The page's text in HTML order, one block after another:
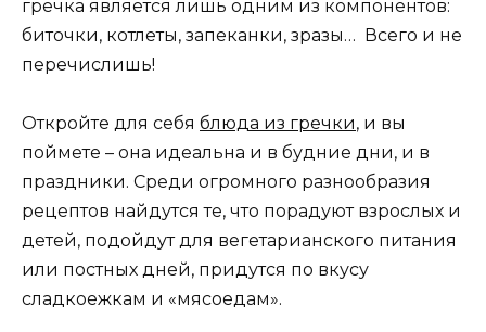
гречка является лишь одним из компонентов:
биточки, котлеты, запеканки, зразы… Всего и не
перечислишь!
Откройте для себя блюда из гречки, и вы
поймете – она идеальна и в будние дни, и в
праздники. Среди огромного разнообразия
рецептов найдутся те, что порадуют взрослых и
детей, подойдут для вегетарианского питания
или постных дней, придутся по вкусу
сладкоежкам и «мясоедам».